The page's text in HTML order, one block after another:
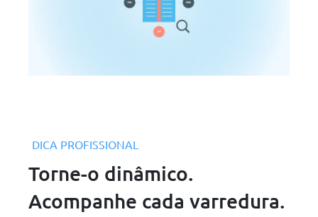
DICA PROFISSIONAL
Torne-o dinâmico.
Acompanhe cada varredura.